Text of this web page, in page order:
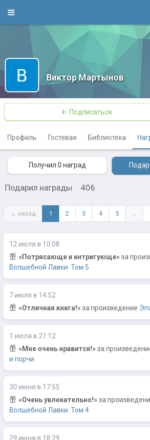
Виктор Мартынов
Подписаться
Профиль Гостевая Библиотека
Получил 0 наград
Подарил награды · 406
← назад 1 2 3 4 5 …
12 июля в 10:08
«Потрясающе и интригующе»за
Волшебной Лавки. Том 5
7 июля в 14:52
«Отличная книга!»за произведение
1 июля в 21:12
«Мне очень нравится!»за
и порчи
30 июня в 17:55
«Очень увлекательно!»за
Волшебной Лавки. Том 4
29 июня в 18:29